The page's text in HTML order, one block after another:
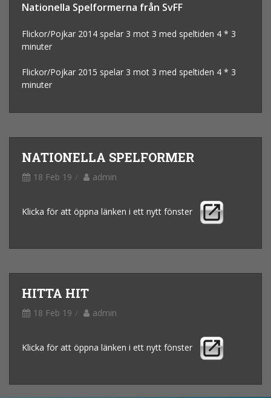
Nationella Spelformerna från SvFF
Flickor/Pojkar 2014 spelar 3 mot 3 med speltiden 4 * 3
minuter
Flickor/Pojkar 2015 spelar 3 mot 3 med speltiden 4 * 3
minuter
NATIONELLA SPELFORMER
18 Feb 19 admin
Klicka för att öppna länken i ett nytt fönster
HITTA HIT
18 Feb 19 admin
Klicka för att öppna länken i ett nytt fönster